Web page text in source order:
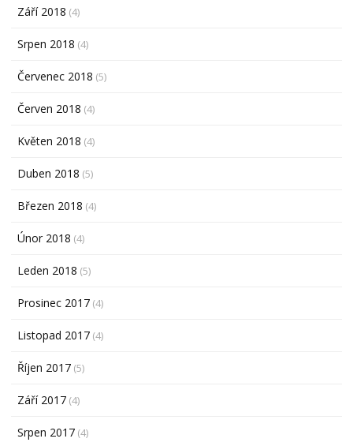
Září 2018 (4)
Srpen 2018 (4)
Červenec 2018 (5)
Červen 2018 (4)
Květen 2018 (4)
Duben 2018 (5)
Březen 2018 (4)
Únor 2018 (4)
Leden 2018 (5)
Prosinec 2017 (4)
Listopad 2017 (4)
Říjen 2017 (5)
Září 2017 (4)
Srpen 2017 (4)